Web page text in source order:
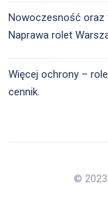
Nowoczesność oraz
Naprawa rolet
Więcej ochrony –
cennik.
© 2023